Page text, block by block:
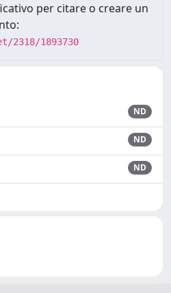
per citare o creare un
1893730
ND
ND
ND